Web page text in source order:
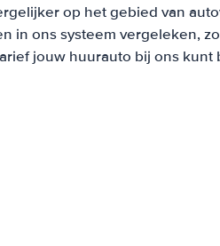
op het gebied van
in ons systeem vergeleken,
jouw huurauto bij ons kunt